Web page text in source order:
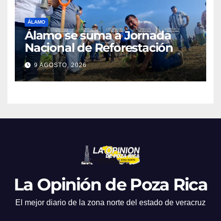
ÁLAMO
Álamo se suma a Jornada
Nacional de Reforestación
9 AGOSTO, 2026
La Opinión de Poza Rica
El mejor diario de la zona norte del estado de veracruz